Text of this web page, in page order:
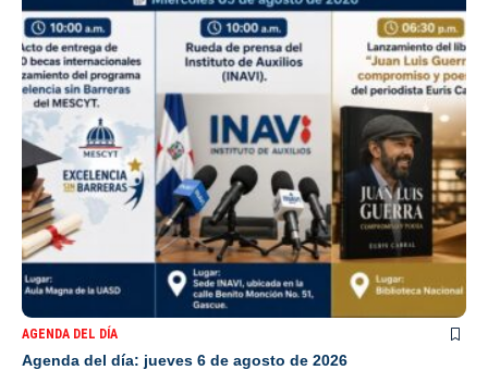
AGENDA DEL DÍA
Agenda del día: jueves 6 de agosto de 2026